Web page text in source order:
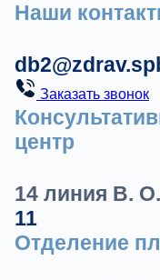
Наши
Заказать звонок
центр
14 линия В.
11
Отделение